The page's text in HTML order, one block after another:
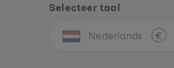
Selecteer taal
Nederlands €